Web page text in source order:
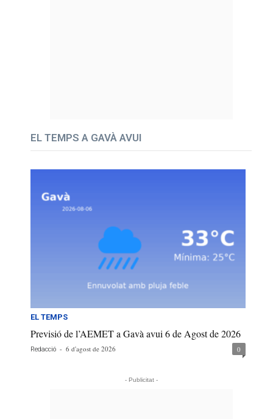
EL TEMPS A GAVÀ AVUI
EL TEMPS
Previsió de l’AEMET a Gavà avui 6 de Agost de 2026
Redacció - 6 d'agost de 2026 0
- Publicitat -